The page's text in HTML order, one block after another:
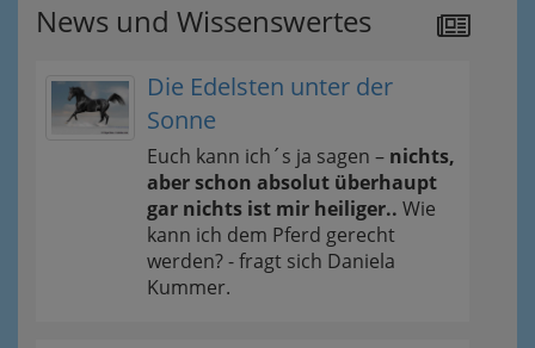
News und Wissenswertes
Die Edelsten unter der
Sonne
Euch kann ich´s ja sagen – nichts,
aber schon absolut überhaupt
gar nichts ist mir heiliger.. Wie
kann ich dem Pferd gerecht
werden? - fragt sich Daniela
Kummer.